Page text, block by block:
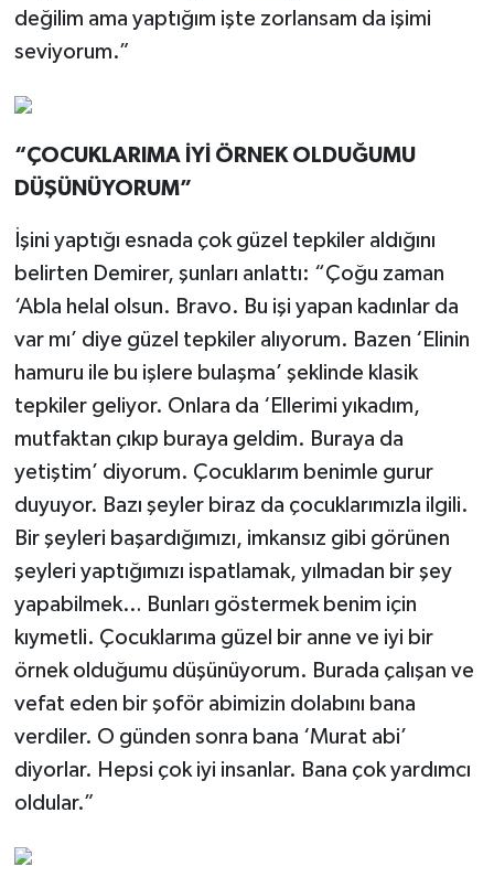
değilim ama yaptığım işte zorlansam da işimi
seviyorum.”
“ÇOCUKLARIMA İYİ ÖRNEK OLDUĞUMU
DÜŞÜNÜYORUM”
İşini yaptığı esnada çok güzel tepkiler aldığını
belirten Demirer, şunları anlattı: “Çoğu zaman
‘Abla helal olsun. Bravo. Bu işi yapan kadınlar da
var mı’ diye güzel tepkiler alıyorum. Bazen ‘Elinin
hamuru ile bu işlere bulaşma’ şeklinde klasik
tepkiler geliyor. Onlara da ‘Ellerimi yıkadım,
mutfaktan çıkıp buraya geldim. Buraya da
yetiştim’ diyorum. Çocuklarım benimle gurur
duyuyor. Bazı şeyler biraz da çocuklarımızla ilgili.
Bir şeyleri başardığımızı, imkansız gibi görünen
şeyleri yaptığımızı ispatlamak, yılmadan bir şey
yapabilmek… Bunları göstermek benim için
kıymetli. Çocuklarıma güzel bir anne ve iyi bir
örnek olduğumu düşünüyorum. Burada çalışan ve
vefat eden bir şoför abimizin dolabını bana
verdiler. O günden sonra bana ‘Murat abi’
diyorlar. Hepsi çok iyi insanlar. Bana çok yardımcı
oldular.”